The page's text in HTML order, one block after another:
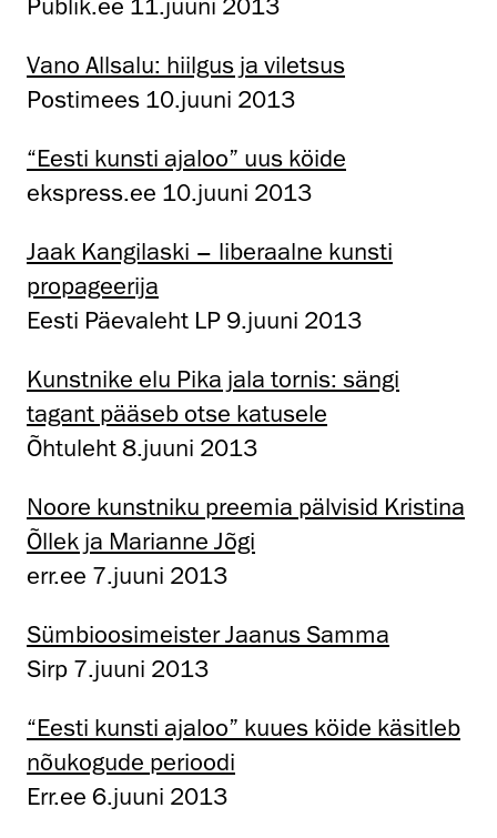
Vano Allsalu: hiilgus ja viletsus
Postimees 10.juuni 2013
“Eesti kunsti ajaloo” uus köide
ekspress.ee 10.juuni 2013
Jaak Kangilaski – liberaalne kunsti
propageerija
Eesti Päevaleht LP 9.juuni 2013
Kunstnike elu Pika jala tornis: sängi
tagant pääseb otse katusele
Õhtuleht 8.juuni 2013
Noore kunstniku preemia pälvisid Kristina
Õllek ja Marianne Jõgi
err.ee 7.juuni 2013
Sümbioosimeister Jaanus Samma
Sirp 7.juuni 2013
“Eesti kunsti ajaloo” kuues köide käsitleb
nõukogude perioodi
Err.ee 6.juuni 2013